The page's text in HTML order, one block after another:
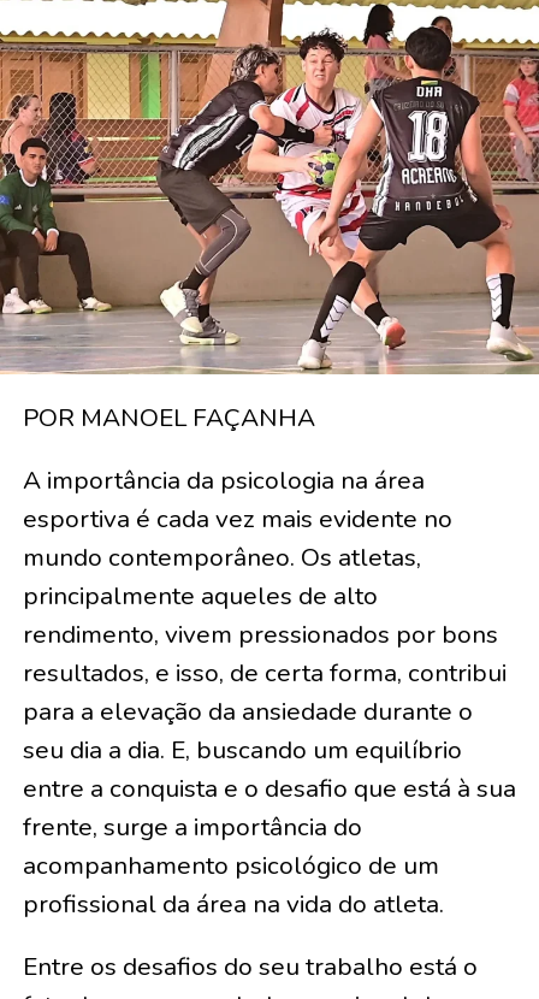
POR MANOEL FAÇANHA
A importância da psicologia na área
esportiva é cada vez mais evidente no
mundo contemporâneo. Os atletas,
principalmente aqueles de alto
rendimento, vivem pressionados por bons
resultados, e isso, de certa forma, contribui
para a elevação da ansiedade durante o
seu dia a dia. E, buscando um equilíbrio
entre a conquista e o desafio que está à sua
frente, surge a importância do
acompanhamento psicológico de um
profissional da área na vida do atleta.
Entre os desafios do seu trabalho está o